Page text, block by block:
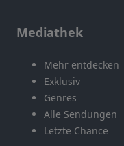
Mediathek
Mehr entdecken
Exklusiv
Genres
Alle Sendungen
Letzte Chance